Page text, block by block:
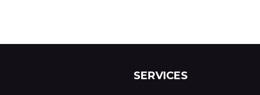
SERVICES